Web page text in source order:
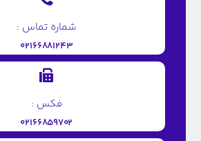
شماره تماس :
۰۲۱۶۶۸۸۱۲۴۳
فکس :
۰۲۱۶۶۸۵۹۷۰۲